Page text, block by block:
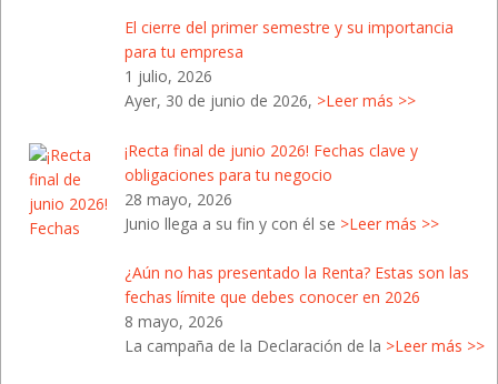
El cierre del primer semestre y su importancia
para tu empresa
1 julio, 2026
Ayer, 30 de junio de 2026, >Leer más >>
¡Recta final de junio 2026! Fechas clave y
obligaciones para tu negocio
28 mayo, 2026
Junio llega a su fin y con él se >Leer más >>
¿Aún no has presentado la Renta? Estas son las
fechas límite que debes conocer en 2026
8 mayo, 2026
La campaña de la Declaración de la >Leer más >>